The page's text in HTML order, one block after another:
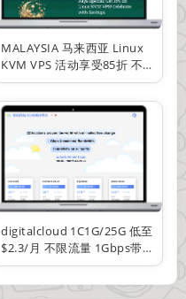
MALAYSIA 马来西亚 Linux
KVM VPS 活动享受85折 不
限流量
digitalcloud 1C1G/25G 低至
$2.3/月 不限流量 1Gbps带
宽 全球24个机房